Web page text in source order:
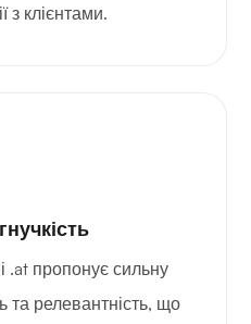
з клієнтами.
.at пропонує сильну
та релевантність, що